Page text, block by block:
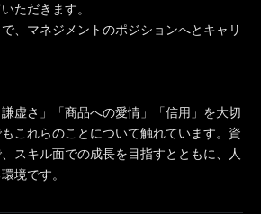
ただきます。
、マネジメントのポジションへとキャリ
謙虚さ」「商品への愛情」「信用」を大切
これらのことについて触れています。資
スキル面での成長を目指すとともに、人
境です。